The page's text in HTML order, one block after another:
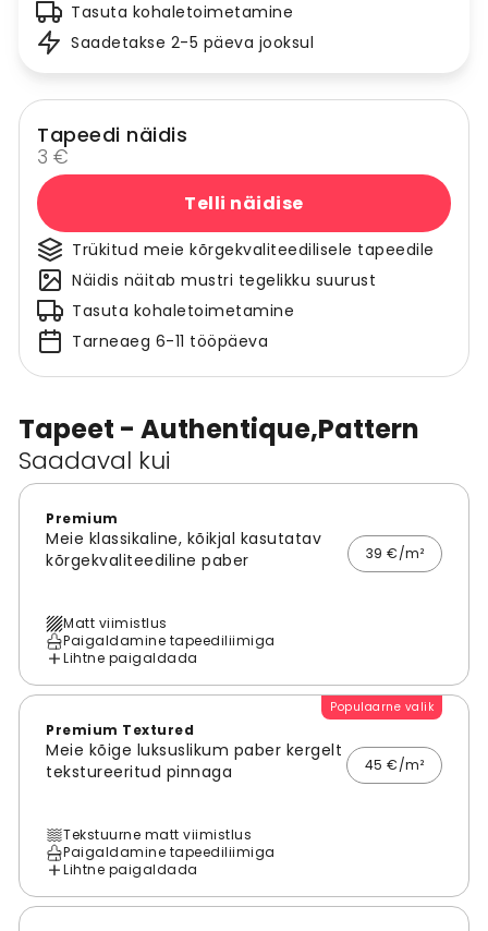
Tapeet - Authentique,Pattern
Saadaval kui
Premium
Meie klassikaline, kõikjal kasutatav
kõrgekvaliteediline paber
39 €/m²
Matt viimistlus
Paigaldamine tapeediliimiga
Lihtne paigaldada
Populaarne valik
Premium Textured
Meie kõige luksuslikum paber kergelt
tekstureeritud pinnaga
45 €/m²
Tekstuurne matt viimistlus
Paigaldamine tapeediliimiga
Lihtne paigaldada
Tasuta kohaletoimetamine
Saadetakse 2-5 päeva jooksul
Tapeedi näidis
3 €
Telli näidise
Trükitud meie kõrgekvaliteedilisele tapeedile
Näidis näitab mustri tegelikku suurust
Tasuta kohaletoimetamine
Tarneaeg 6-11 tööpäeva